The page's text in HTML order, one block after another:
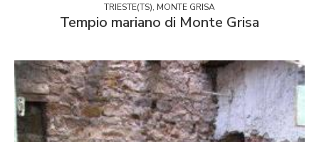
TRIESTE(TS), MONTE GRISA
Tempio mariano di Monte Grisa